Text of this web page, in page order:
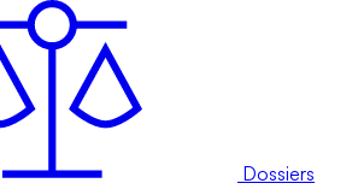
Dossiers